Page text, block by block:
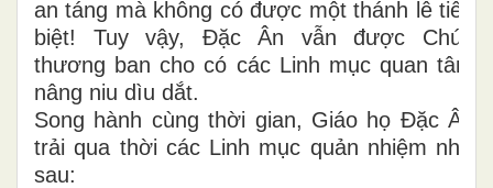
an táng mà không có được một thánh lễ tiễn
biệt! Tuy vậy, Đặc Ân vẫn được Chúa
thương ban cho có các Linh mục quan tâm
nâng niu dìu dắt.
Song hành cùng thời gian, Giáo họ Đặc Ân
trải qua thời các Linh mục quản nhiệm như
sau: